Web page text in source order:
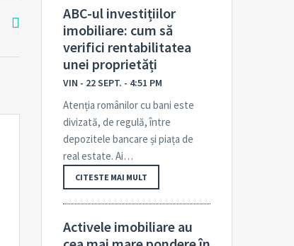
ABC-ul investițiilor
imobiliare: cum să
verifici rentabilitatea
unei proprietăți
VIN - 22 SEPT. - 4:51 PM
Atenția românilor cu bani este
divizată, de regulă, între
depozitele bancare și piața de
real estate. Ai…
CITESTE MAI MULT
Activele imobiliare au